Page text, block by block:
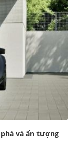
và ấn tượng